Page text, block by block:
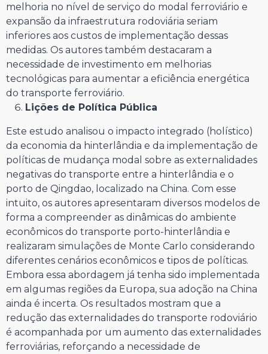
melhoria no nível de serviço do modal ferroviário e
expansão da infraestrutura rodoviária seriam
inferiores aos custos de implementação dessas
medidas. Os autores também destacaram a
necessidade de investimento em melhorias
tecnológicas para aumentar a eficiência energética
do transporte ferroviário.
Lições de Política Pública
Este estudo analisou o impacto integrado (holístico)
da economia da hinterlândia e da implementação de
políticas de mudança modal sobre as externalidades
negativas do transporte entre a hinterlândia e o
porto de Qingdao, localizado na China. Com esse
intuito, os autores apresentaram diversos modelos de
forma a compreender as dinâmicas do ambiente
econômicos do transporte porto-hinterlândia e
realizaram simulações de Monte Carlo considerando
diferentes cenários econômicos e tipos de políticas.
Embora essa abordagem já tenha sido implementada
em algumas regiões da Europa, sua adoção na China
ainda é incerta. Os resultados mostram que a
redução das externalidades do transporte rodoviário
é acompanhada por um aumento das externalidades
ferroviárias, reforçando a necessidade de